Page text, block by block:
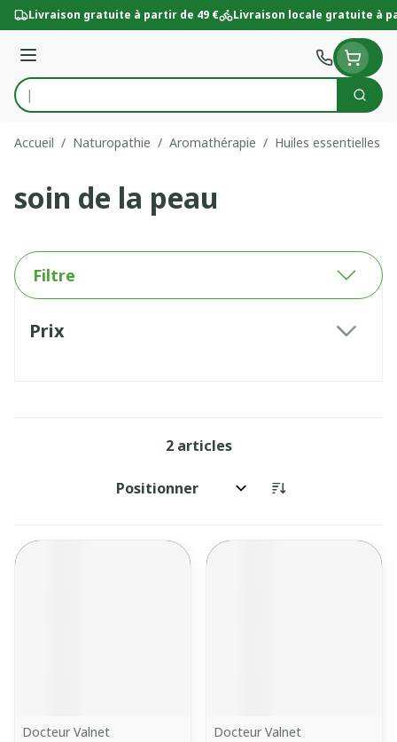
Aller au contenu
Livraison gratuite à partir de 49 € Livraison locale gratuite à
Menu
Rechercher
Accueil / Naturopathie / Aromathérapie / Huiles essentielles
soin de la peau
Filtre
Prix
2articles
Trier par:
Docteur Valnet
Docteur Valnet